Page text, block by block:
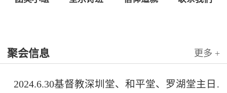
聚会信息 更多 +
2024.6.30基督教深圳堂、和平堂、罗湖堂主日崇拜信息